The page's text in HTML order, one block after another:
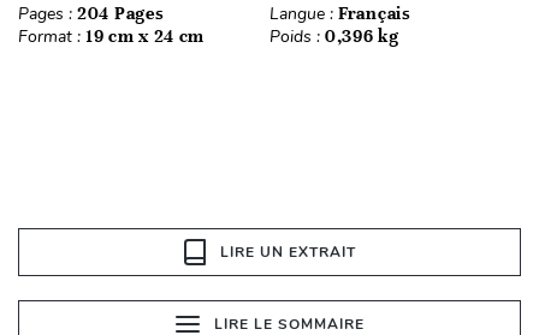
Pages : 204 Pages Langue : Français
Format : 19 cm x 24 cm Poids : 0,396 kg
LIRE UN EXTRAIT
LIRE LE SOMMAIRE